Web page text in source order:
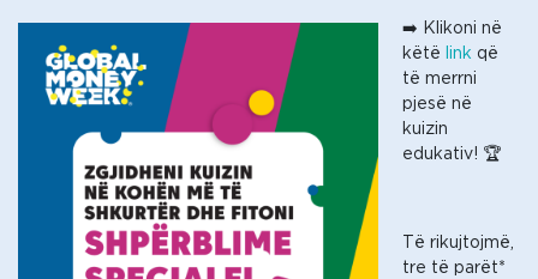
➡️ Klikoni në
këtë
link që
të merrni
pjesë në
kuizin
edukativ! 🏆
Të rikujtojmë,
tre të parët*